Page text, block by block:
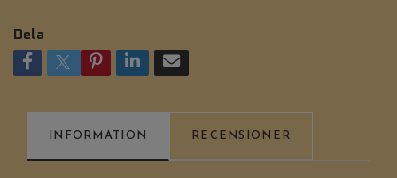
Dela
INFORMATION RECENSIONER